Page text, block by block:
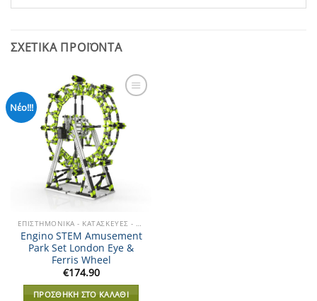
ΣΧΕΤΙΚΆ ΠΡΟΪΌΝΤΑ
Νέο!!!
Add to
Wishlist
ΕΠΙΣΤΗΜΟΝΙΚΆ - ΚΑΤΑΣΚΕΥΈΣ - STEM
Engino STEM Amusement
Park Set London Eye &
Ferris Wheel
€174.90
ΠΡΟΣΘΉΚΗ ΣΤΟ ΚΑΛΆΘΙ